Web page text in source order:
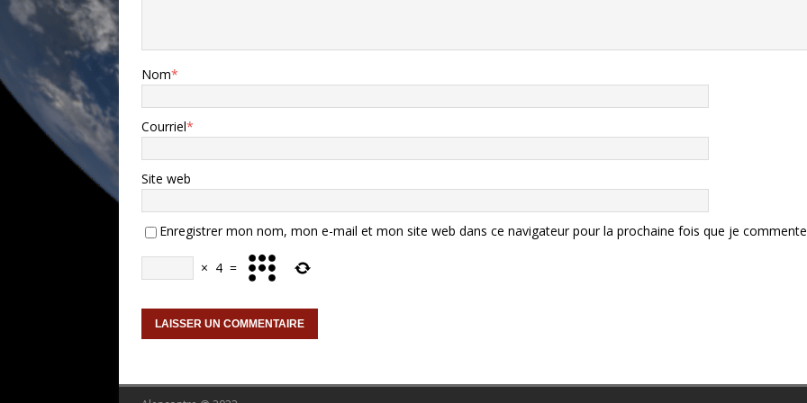
Nom*
Courriel*
Site web
Enregistrer mon nom, mon e-mail et mon site web dans ce navigateur pour la prochaine fois que je
× 4 =